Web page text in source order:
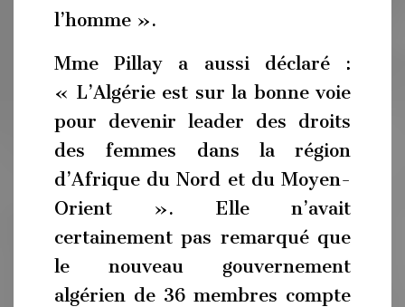
l’homme ».
Mme Pillay a aussi déclaré :
« L’Algérie est sur la bonne voie
pour devenir leader des droits
des femmes dans la région
d’Afrique du Nord et du Moyen-
Orient ». Elle n’avait
certainement pas remarqué que
le nouveau gouvernement
algérien de 36 membres compte